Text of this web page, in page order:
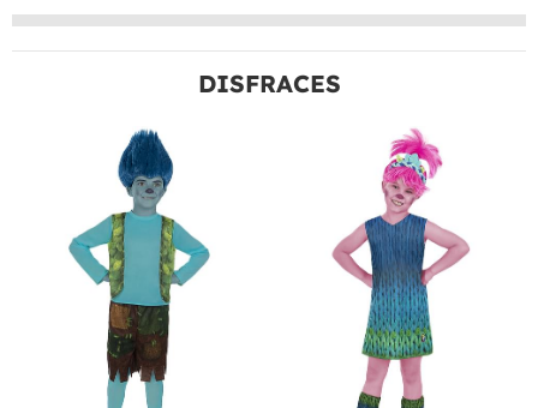
DISFRACES